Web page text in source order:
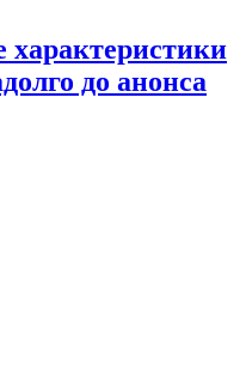
характеристики
до анонса